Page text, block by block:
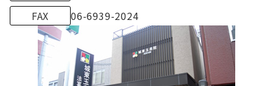
FAX
06-6939-2024